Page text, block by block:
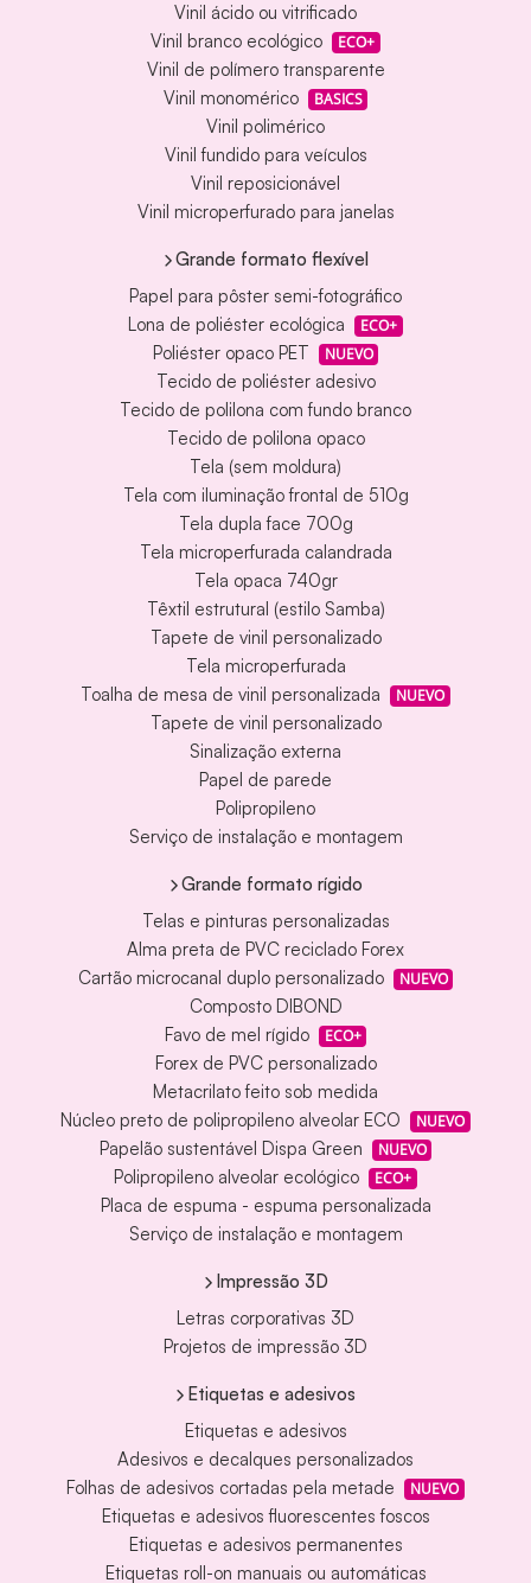
Vinil ácido ou vitrificado
Vinil branco ecológico
ECO+
Vinil de polímero transparente
Vinil monomérico
BASICS
Vinil polimérico
Vinil fundido para veículos
Vinil reposicionável
Vinil microperfurado para janelas
Grande formato flexível
Papel para pôster semi-fotográfico
Lona de poliéster ecológica
ECO+
Poliéster opaco PET NUEVO
Tecido de poliéster adesivo
Tecido de polilona com fundo branco
Tecido de polilona opaco
Tela (sem moldura)
Tela com iluminação frontal de 510g
Tela dupla face 700g
Tela microperfurada calandrada
Tela opaca 740gr
Têxtil estrutural (estilo Samba)
Tapete de vinil personalizado
Tela microperfurada
Toalha de mesa de vinil personalizada
NUEVO
Tapete de vinil personalizado
Sinalização externa
Papel de parede
Polipropileno
Serviço de instalação e montagem
Grande formato rígido
Telas e pinturas personalizadas
Alma preta de PVC reciclado Forex
Cartão microcanal duplo personalizado
NUEVO
Composto DIBOND
Favo de mel rígido
ECO+
Forex de PVC personalizado
Metacrilato feito sob medida
Núcleo preto de polipropileno alveolar ECO
NUEVO
Papelão sustentável Dispa Green NUEVO
Polipropileno alveolar ecológico ECO+
Placa de espuma - espuma personalizada
Serviço de instalação e montagem
Impressão 3D
Letras corporativas 3D
Projetos de impressão 3D
Etiquetas e adesivos
Etiquetas e adesivos
Adesivos e decalques personalizados
Folhas de adesivos cortadas pela metade
NUEVO
Etiquetas e adesivos fluorescentes foscos
Etiquetas e adesivos permanentes
Etiquetas roll-on manuais ou automáticas